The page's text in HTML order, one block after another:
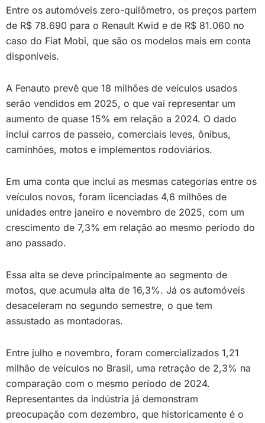
Entre os automóveis zero-quilômetro, os preços partem
de R$ 78.690 para o Renault Kwid e de R$ 81.060 no
caso do Fiat Mobi, que são os modelos mais em conta
disponíveis.
A Fenauto prevê que 18 milhões de veículos usados
serão vendidos em 2025, o que vai representar um
aumento de quase 15% em relação a 2024. O dado
inclui carros de passeio, comerciais leves, ônibus,
caminhões, motos e implementos rodoviários.
Em uma conta que inclui as mesmas categorias entre os
veículos novos, foram licenciadas 4,6 milhões de
unidades entre janeiro e novembro de 2025, com um
crescimento de 7,3% em relação ao mesmo período do
ano passado.
Essa alta se deve principalmente ao segmento de
motos, que acumula alta de 16,3%. Já os automóveis
desaceleram no segundo semestre, o que tem
assustado as montadoras.
Entre julho e novembro, foram comercializados 1,21
milhão de veículos no Brasil, uma retração de 2,3% na
comparação com o mesmo período de 2024.
Representantes da indústria já demonstram
preocupação com dezembro, que historicamente é o